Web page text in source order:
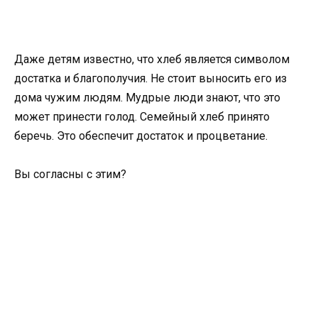
Даже детям известно, что хлеб является символом
достатка и благополучия. Не стоит выносить его из
дома чужим людям. Мудрые люди знают, что это
может принести голод. Семейный хлеб принято
беречь. Это обеспечит достаток и процветание.
Вы согласны с этим?